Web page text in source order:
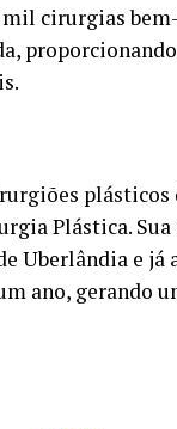
cirurgias
Plástica.
Uberlândia e
ano, gerando